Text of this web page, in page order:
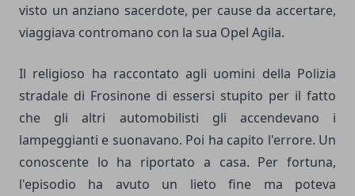
visto un anziano sacerdote, per cause da accertare,
viaggiava contromano con la sua Opel Agila.
Il religioso ha raccontato agli uomini della Polizia
stradale di Frosinone di essersi stupito per il fatto
che gli altri automobilisti gli accendevano i
lampeggianti e suonavano. Poi ha capito l'errore. Un
conoscente lo ha riportato a casa. Per fortuna,
l'episodio ha avuto un lieto fine ma poteva